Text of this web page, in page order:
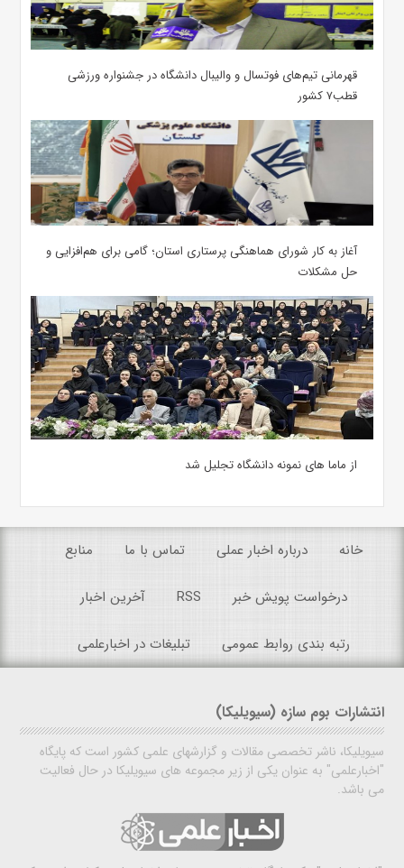
قهرمانی تیم‌های فوتسال و والیبال دانشگاه در جشنواره ورزشی
قطب۷ کشور
آغاز به کار شورای هماهنگی پرستاری استان؛ گامی برای هم‌افزایی و
حل مشکلات
از ماما های نمونه دانشگاه تجلیل شد
خانه درباره اخبار عملی تماس با ما منابع
درخواست پویش خبر RSS آخرین اخبار
رتبه بندی روابط عمومی تبلیغات در اخبارعلمی
انتشارات بوم سازه (سیویلیکا)
سیویلیکا، ناشر تخصصی مقالات و گزارشهای علمی کشور است که پایگاه
"اخبارعلمی" به عنوان یکی از زیر مجموعه های سیویلیکا در حال فعالیت
می باشد.